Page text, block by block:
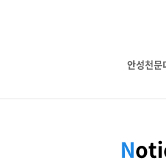
안성천문
N